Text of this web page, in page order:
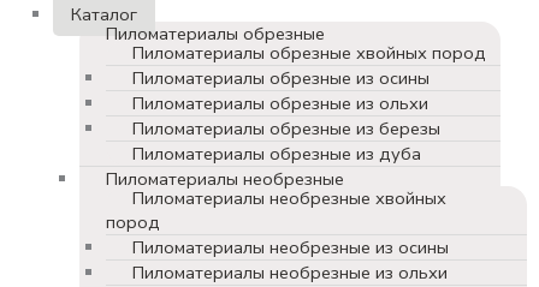
Каталог
Пиломатериалы обрезные
Пиломатериалы обрезные хвойных пород
Пиломатериалы обрезные из осины
Пиломатериалы обрезные из ольхи
Пиломатериалы обрезные из березы
Пиломатериалы обрезные из дуба
Пиломатериалы необрезные
Пиломатериалы необрезные хвойных
пород
Пиломатериалы необрезные из осины
Пиломатериалы необрезные из ольхи